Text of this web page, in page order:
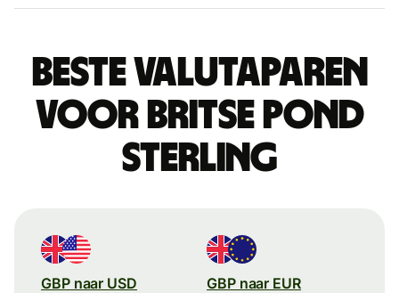
Beste valutaparen
voor Britse pond
sterling
GBP naar USD GBP naar EUR